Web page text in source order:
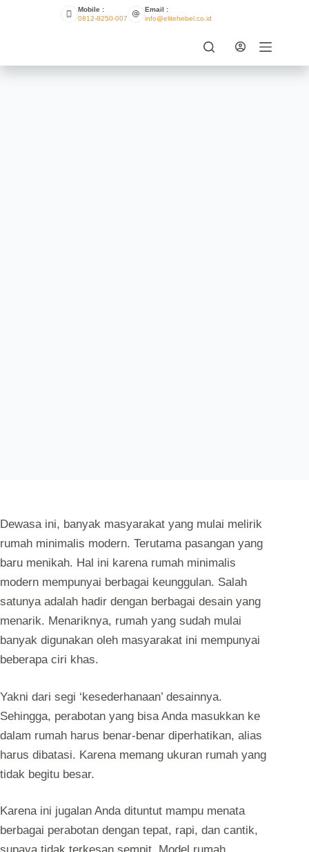
Mobile :
0812-8250-007
Email :
info@elitehebel.co.id
Dewasa ini, banyak masyarakat yang mulai melirik
rumah minimalis modern. Terutama pasangan yang
baru menikah. Hal ini karena rumah minimalis
modern mempunyai berbagai keunggulan. Salah
satunya adalah hadir dengan berbagai desain yang
menarik. Menariknya, rumah yang sudah mulai
banyak digunakan oleh masyarakat ini mempunyai
beberapa ciri khas.
Yakni dari segi ‘kesederhanaan’ desainnya.
Sehingga, perabotan yang bisa Anda masukkan ke
dalam rumah harus benar-benar diperhatikan, alias
harus dibatasi. Karena memang ukuran rumah yang
tidak begitu besar.
Karena ini jugalan Anda dituntut mampu menata
berbagai perabotan dengan tepat, rapi, dan cantik,